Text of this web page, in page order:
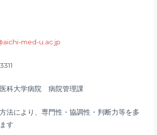
med-u.ac.jp
科大学病院 病院管理課
法により、専門性・協調性・判断力等を多
す